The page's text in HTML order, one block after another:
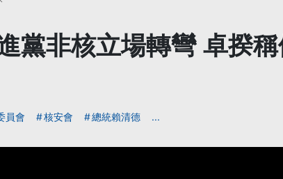
黨非核立場轉彎 卓揆稱
員會 核安會 總統賴清德 ...